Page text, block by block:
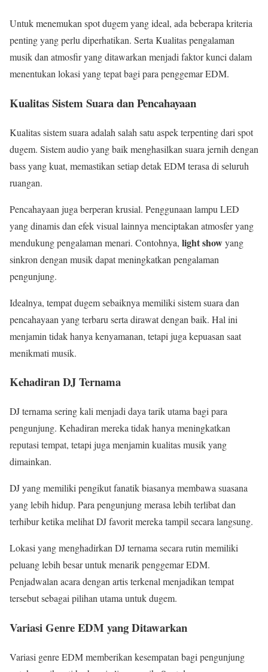
Untuk menemukan spot dugem yang ideal, ada beberapa kriteria
penting yang perlu diperhatikan. Serta Kualitas pengalaman
musik dan atmosfir yang ditawarkan menjadi faktor kunci dalam
menentukan lokasi yang tepat bagi para penggemar EDM.
Kualitas Sistem Suara dan Pencahayaan
Kualitas sistem suara adalah salah satu aspek terpenting dari spot
dugem. Sistem audio yang baik menghasilkan suara jernih dengan
bass yang kuat, memastikan setiap detak EDM terasa di seluruh
ruangan.
Pencahayaan juga berperan krusial. Penggunaan lampu LED
yang dinamis dan efek visual lainnya menciptakan atmosfer yang
mendukung pengalaman menari. Contohnya, light showyang
sinkron dengan musik dapat meningkatkan pengalaman
pengunjung.
Idealnya, tempat dugem sebaiknya memiliki sistem suara dan
pencahayaan yang terbaru serta dirawat dengan baik. Hal ini
menjamin tidak hanya kenyamanan, tetapi juga kepuasan saat
menikmati musik.
Kehadiran DJ Ternama
DJ ternama sering kali menjadi daya tarik utama bagi para
pengunjung. Kehadiran mereka tidak hanya meningkatkan
reputasi tempat, tetapi juga menjamin kualitas musik yang
dimainkan.
DJ yang memiliki pengikut fanatik biasanya membawa suasana
yang lebih hidup. Para pengunjung merasa lebih terlibat dan
terhibur ketika melihat DJ favorit mereka tampil secara langsung.
Lokasi yang menghadirkan DJ ternama secara rutin memiliki
peluang lebih besar untuk menarik penggemar EDM.
Penjadwalan acara dengan artis terkenal menjadikan tempat
tersebut sebagai pilihan utama untuk dugem.
Variasi Genre EDM yang Ditawarkan
Variasi genre EDM memberikan kesempatan bagi pengunjung